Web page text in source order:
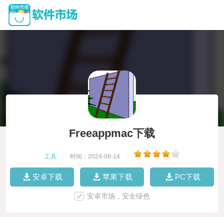
Freeappmac下载
工具 时间：2024-08-14
安卓下载 苹果下载 PC下载
安卓市场，安全绿色